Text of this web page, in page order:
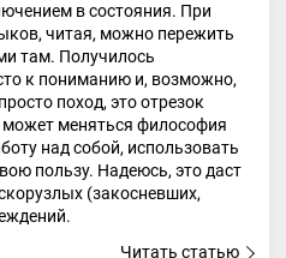
в состояния. При
читая, можно пережить
там. Получилось
к пониманию и, возможно,
поход, это отрезок
меняться философия
над собой, использовать
пользу. Надеюсь, это даст
(закосневших,
Читать статью